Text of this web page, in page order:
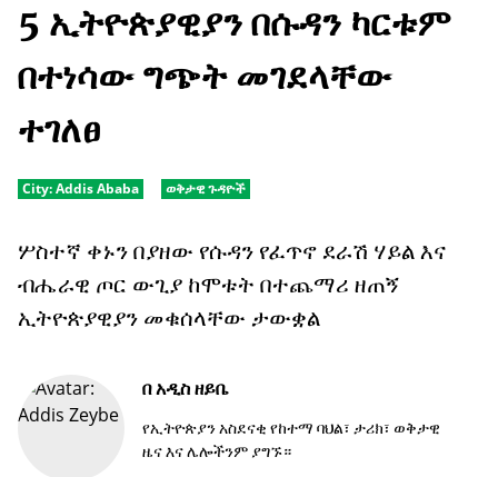
5 ኢትዮጵያዊያን በሱዳን ካርቱም
በተነሳው ግጭት መገደላቸው
ተገለፀ
City:Addis Ababa ወቅታዊ ጉዳዮች
ሦስተኛ ቀኑን በያዘው የሱዳን የፈጥኖ ደራሽ ሃይል እና
ብሔራዊ ጦር ውጊያ ከሞቱት በተጨማሪ ዘጠኝ
ኢትዮጵያዊያን መቁሰላቸው ታውቋል
በአዲስ ዘይቤ
የኢትዮጵያን አስደናቂ የከተማ ባህል፣ ታሪክ፣ ወቅታዊ
ዜና እና ሌሎችንም ያግኙ።